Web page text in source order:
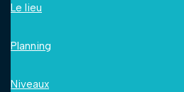
Le lieu
Planning
Niveaux